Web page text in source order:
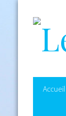
Accueil